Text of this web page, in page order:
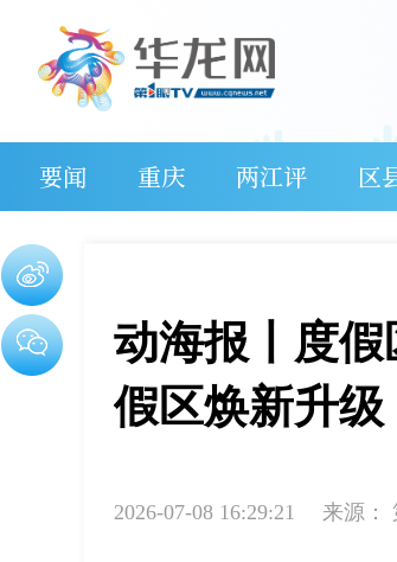
要闻 重庆 两江评 区
动海报丨度假
假区焕新升级
2026-07-08 16:29:21 来源：